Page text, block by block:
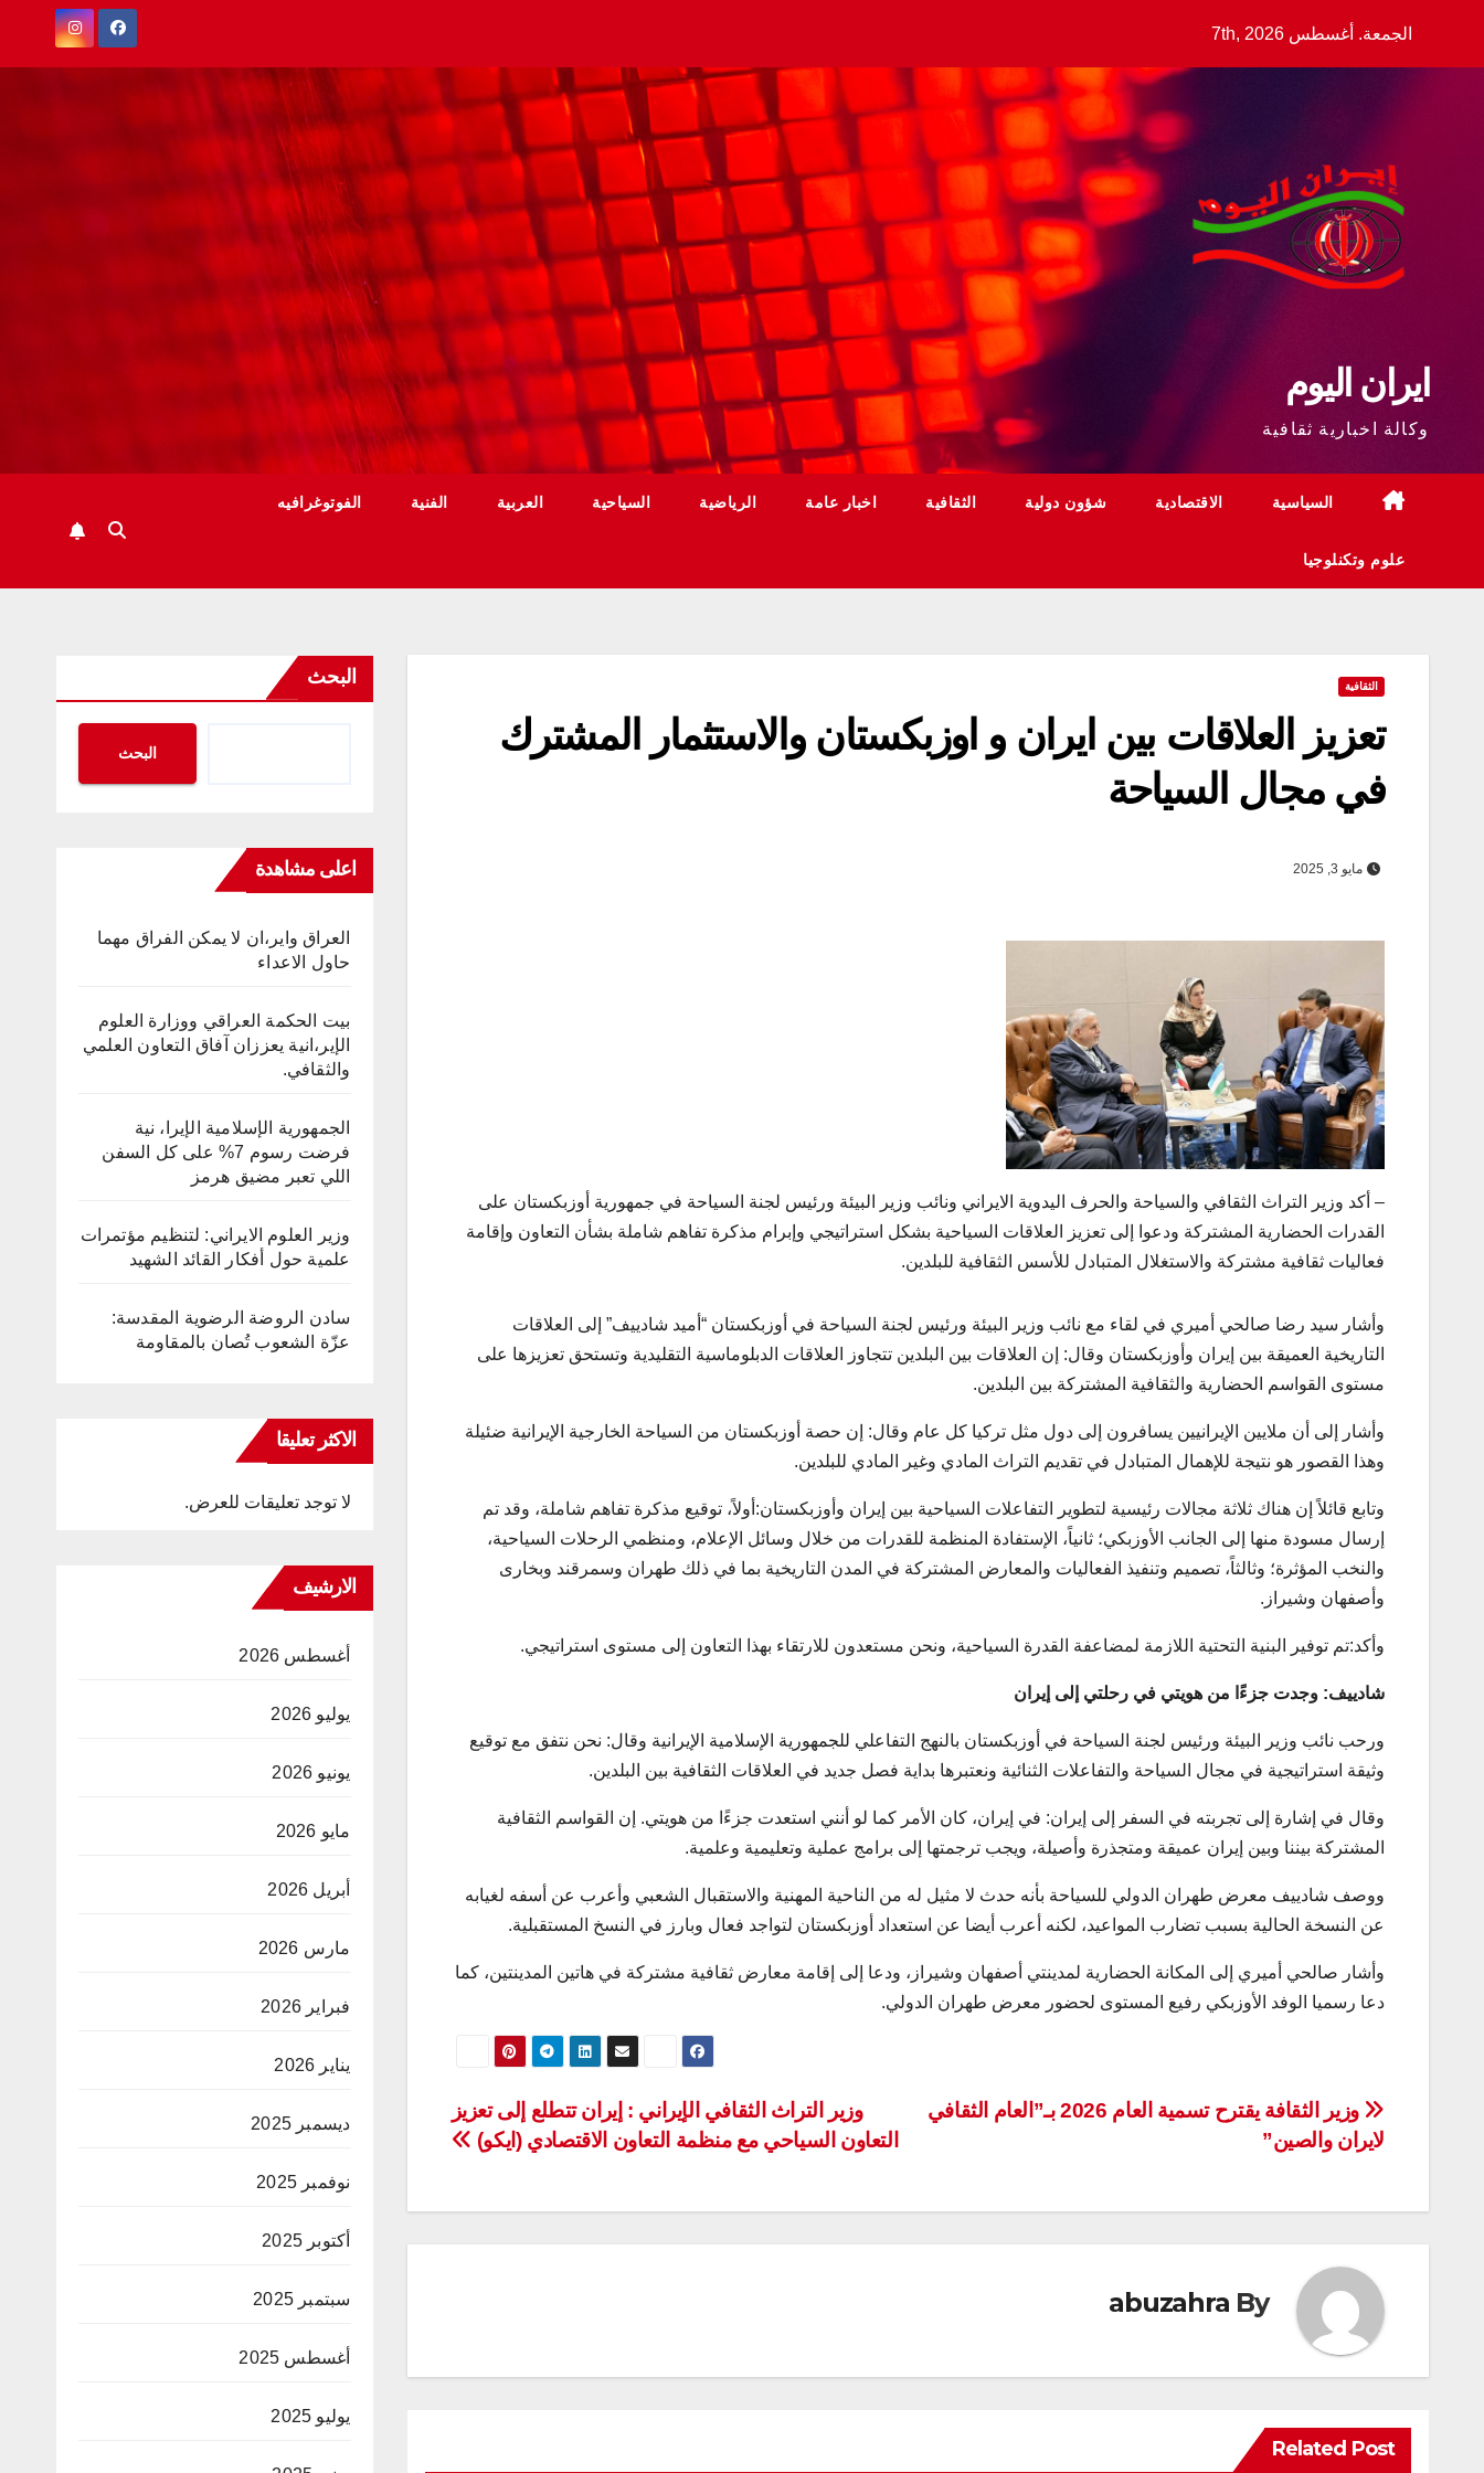
الجمعة. أغسطس 7th, 2026
ايران اليوم
وكالة اخبارية ثقافية
السياسية الاقتصادية شؤون دولية الثقافية اخبار عامة الرياضية السياحية العربية الفنية الفوتوغرافيه
علوم وتكنلوجيا
الثقافية
تعزيز العلاقات بين ایران و اوزبکستان والاستثمار المشترك
في مجال السياحة
مايو 3, 2025
– أكد وزير التراث الثقافي والسياحة والحرف اليدوية الايراني ونائب وزير البيئة ورئيس لجنة السياحة في جمهورية أوزبكستان على
القدرات الحضارية المشتركة ودعوا إلى تعزيز العلاقات السياحية بشكل استراتيجي وإبرام مذكرة تفاهم شاملة بشأن التعاون وإقامة
فعاليات ثقافية مشتركة والاستغلال المتبادل للأسس الثقافية للبلدين.
وأشار سيد رضا صالحي أميري في لقاء مع نائب وزير البيئة ورئيس لجنة السياحة في أوزبكستان “أميد شاديیف” إلى العلاقات
التاريخية العميقة بين إيران وأوزبكستان وقال: إن العلاقات بين البلدين تتجاوز العلاقات الدبلوماسية التقليدية وتستحق تعزيزها على
مستوى القواسم الحضارية والثقافية المشتركة بين البلدين.
وأشار إلى أن ملايين الإيرانيين يسافرون إلى دول مثل تركيا كل عام وقال: إن حصة أوزبكستان من السياحة الخارجية الإيرانية ضئيلة
وهذا القصور هو نتيجة للإهمال المتبادل في تقديم التراث المادي وغير المادي للبلدين.
وتابع قائلاً إن هناك ثلاثة مجالات رئيسية لتطوير التفاعلات السياحية بين إيران وأوزبكستان:أولاً، توقيع مذكرة تفاهم شاملة، وقد تم
إرسال مسودة منها إلى الجانب الأوزبكي؛ ثانياً، الإستفادة المنظمة للقدرات من خلال وسائل الإعلام، ومنظمي الرحلات السياحية،
والنخب المؤثرة؛ وثالثاً، تصميم وتنفيذ الفعاليات والمعارض المشتركة في المدن التاريخية بما في ذلك طهران وسمرقند وبخارى
وأصفهان وشيراز.
وأكد:تم توفير البنية التحتية اللازمة لمضاعفة القدرة السياحية، ونحن مستعدون للارتقاء بهذا التعاون إلى مستوى استراتيجي.
شاديیف: وجدت جزءًا من هويتي في رحلتي إلى إيران
ورحب نائب وزير البيئة ورئيس لجنة السياحة في أوزبكستان بالنهج التفاعلي للجمهورية الإسلامية الإيرانية وقال: نحن نتفق مع توقيع
وثيقة استراتيجية في مجال السياحة والتفاعلات الثنائية ونعتبرها بداية فصل جديد في العلاقات الثقافية بين البلدين.
وقال في إشارة إلى تجربته في السفر إلى إيران: في إيران، كان الأمر كما لو أنني استعدت جزءًا من هويتي. إن القواسم الثقافية
المشتركة بيننا وبين إيران عميقة ومتجذرة وأصيلة، ويجب ترجمتها إلى برامج عملية وتعليمية وعلمية.
ووصف شادييف معرض طهران الدولي للسياحة بأنه حدث لا مثيل له من الناحية المهنية والاستقبال الشعبي وأعرب عن أسفه لغيابه
عن النسخة الحالية بسبب تضارب المواعيد، لكنه أعرب أيضا عن استعداد أوزبكستان لتواجد فعال وبارز في النسخ المستقبلية.
وأشار صالحي أميري إلى المكانة الحضارية لمدينتي أصفهان وشيراز، ودعا إلى إقامة معارض ثقافية مشتركة في هاتين المدينتين، كما
دعا رسميا الوفد الأوزبكي رفيع المستوى لحضور معرض طهران الدولي.
تصفّح
المقالات
وزير التراث الثقافي الإيراني : إيران تتطلع إلى تعزيز
التعاون السياحي مع منظمة التعاون الاقتصادي (ايكو)
وزير الثقافة يقترح تسمية العام 2026 بـ”العام الثقافي
لايران والصين”
By
abuzahra
Related Post
البحث
البحث
اعلى مشاهدة
العراق واير،ان لا يمكن الفراق مهما
حاول الاعداء
بيت الحكمة العراقي ووزارة العلوم
الإير،انية يعززان آفاق التعاون العلمي
والثقافي.
الجمهورية الإسلامية الإيرا، نية
فرضت رسوم 7% على كل السفن
اللي تعبر مضيق هرمز
وزير العلوم الايراني: لتنظيم مؤتمرات
علمية حول أفكار القائد الشهيد
سادن الروضة الرضوية المقدسة:
عزّة الشعوب تُصان بالمقاومة
الاكثر تعليقا
لا توجد تعليقات للعرض.
الارشيف
أغسطس 2026
يوليو 2026
يونيو 2026
مايو 2026
أبريل 2026
مارس 2026
فبراير 2026
يناير 2026
ديسمبر 2025
نوفمبر 2025
أكتوبر 2025
سبتمبر 2025
أغسطس 2025
يوليو 2025